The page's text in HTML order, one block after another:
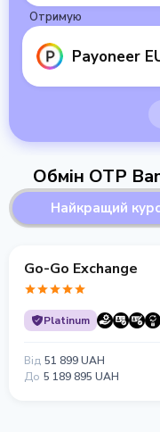
Отримую
Payoneer
Обмін OTP
Найкращий курс
Go-Go Exchange
Platinum
Від 51 899 UAH
До 5 189 895 UAH